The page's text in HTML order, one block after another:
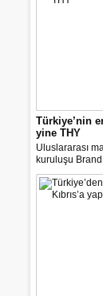
Türkiye’nin
yine THY
Uluslararası
kuruluşu
araştırmasına
milyar dolara
bu yıl da